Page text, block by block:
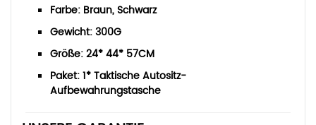
Farbe: Braun, Schwarz
Gewicht: 300G
Größe: 24* 44* 57CM
Paket: 1* Taktische Autositz-
Aufbewahrungstasche